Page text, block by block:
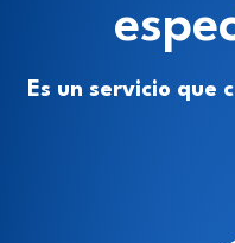
Es un servicio que